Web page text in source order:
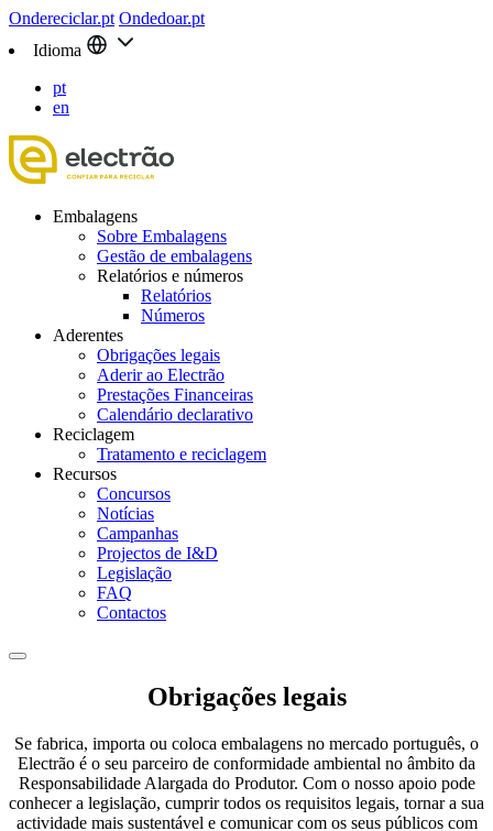
Ondereciclar.pt Ondedoar.pt
Idioma
pt
en
Embalagens
Sobre Embalagens
Gestão de embalagens
Relatórios e números
Relatórios
Números
Aderentes
Obrigações legais
Aderir ao Electrão
Prestações Financeiras
Calendário declarativo
Reciclagem
Tratamento e reciclagem
Recursos
Concursos
Notícias
Campanhas
Projectos de I&D
Legislação
FAQ
Contactos
Obrigações legais
Se fabrica, importa ou coloca embalagens no mercado português, o
Electrão é o seu parceiro de conformidade ambiental no âmbito da
Responsabilidade Alargada do Produtor. Com o nosso apoio pode
conhecer a legislação, cumprir todos os requisitos legais, tornar a sua
actividade mais sustentável e comunicar com os seus públicos com